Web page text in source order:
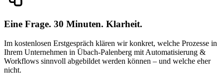
Eine Frage. 30 Minuten. Klarheit.
Im kostenlosen Erstgespräch klären wir konkret, welche Prozesse in
Ihrem Unternehmen in Übach-Palenberg mit Automatisierung &
Workflows sinnvoll abgebildet werden können – und welche eher
nicht.